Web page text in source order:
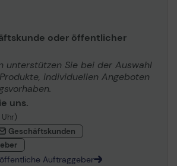
oder öffentlicher
unterstützen Sie bei der Auswahl
individuellen Angeboten
uns.
Geschäftskunden
Auftraggeber